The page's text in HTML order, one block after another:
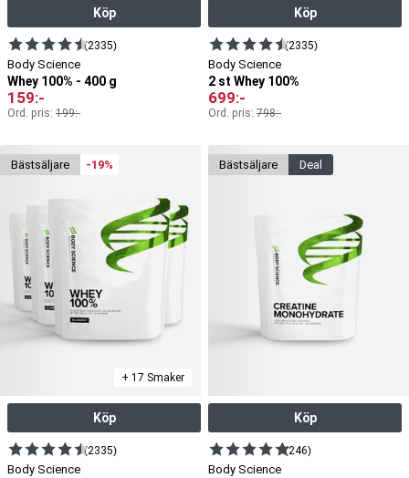
Köp
(2335)
Body Science
Whey 100% - 400 g
159:-
Ord. pris: 199:-
Köp
(2335)
Body Science
2 st Whey 100%
699:-
Ord. pris: 798:-
bäst­säljare -19%
+ 17 Smaker
Köp
(2335)
Body Science
bäst­säljare deal
Köp
(246)
Body Science